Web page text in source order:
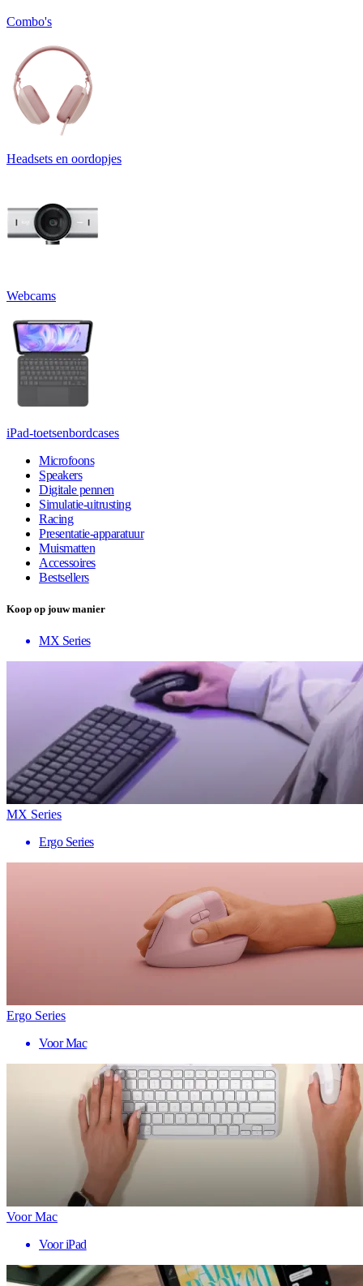
Combo's
Headsets en oordopjes
Webcams
iPad-toetsenbordcases
Microfoons
Speakers
Digitale pennen
Simulatie-uitrusting
Racing
Presentatie-apparatuur
Muismatten
Accessoires
Bestsellers
Koop op jouw manier
MX Series
MX Series
Ergo Series
Ergo Series
Voor Mac
Voor Mac
Voor iPad